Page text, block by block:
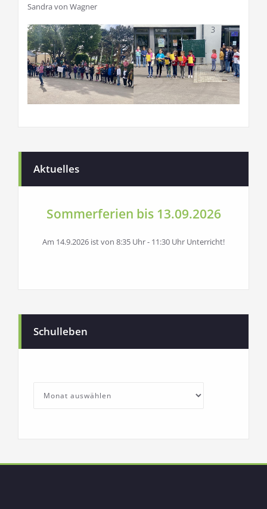
Sandra von Wagner
Aktuelles
Sommerferien bis 13.09.2026
Am 14.9.2026 ist von 8:35 Uhr - 11:30 Uhr Unterricht!
Schulleben